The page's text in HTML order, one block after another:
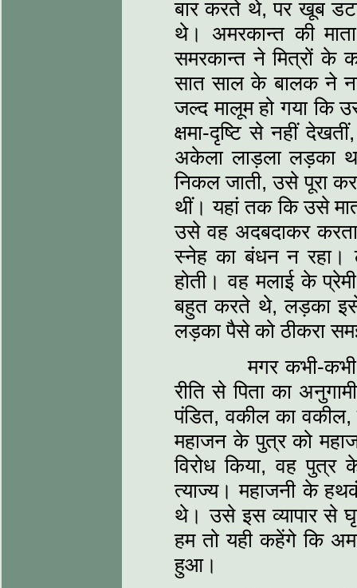
बार करते थे, पर खूब
थे। अमरकान्त की
समरकान्त ने मित्रों के
सात साल के बालक ने
जल्द मालूम हो गया कि
क्षमा-दृष्टि से नहीं
अकेला लाड़ला लड़का
निकल जाती, उसे पूरा
थीं। यहां तक कि उसे
उसे वह अदबदाकर
स्नेह का बंधन न रहा।
होती। वह मलाई के
बहुत करते थे, लड़का
लड़का पैसे को ठीकरा
मगर कभी-कभी
रीति से पिता का
पंडित, वकील का वकील,
महाजन के पुत्र को
विरोध किया, वह पुत्र
त्याज्य। महाजनी के
थे। उसे इस व्यापार से
हम तो यही कहेंगे कि
हुआ।